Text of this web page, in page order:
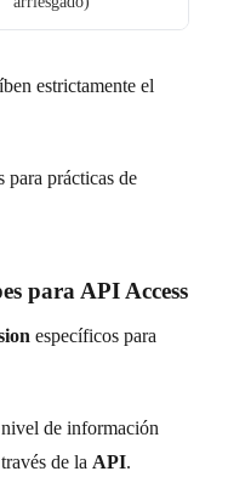
estrictamente el
para prácticas de
para API Access
específicos para
de información
de la API.